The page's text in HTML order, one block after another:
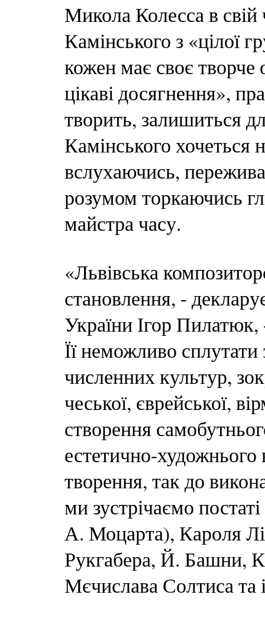
Микола Колесса в
Камінського з «цілої
кожен має своє творче
цікаві досягнення»,
творить, залишиться
Камінського хочеться
вслухаючись,
розумом торкаючись
майстра часу.
«Львівська
становлення, -
України Ігор
Її неможливо
численних культур,
чеської, єврейської,
створення
естетично-
творення, так до
ми зустрічаємо
А. Моцарта), Кароля
Рукгабера, Й. Башни,
Мєчислава Солтиса та